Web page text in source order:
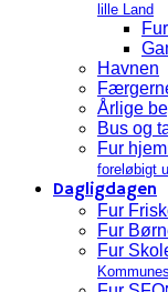
lille Land
Havnen
Årlige
Bus og
Fur
foreløbigt
Dagligdagen
Fur
Fur
Fur